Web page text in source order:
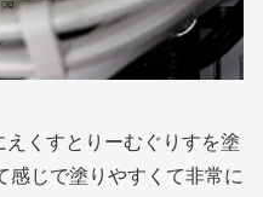
くすとりーむぐりすを塗
感じで塗りやすくて非常に